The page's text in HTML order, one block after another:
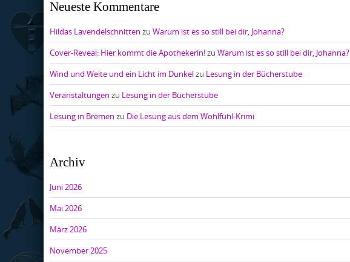
Neueste Kommentare
Hildas Lavendelschnitten zu Warum ist es so still bei dir, Johanna?
Cover-Reveal: Hier kommt die Apothekerin!zu Warum ist es so still bei dir, Johanna?
Wind und Weite und ein Licht im Dunkelzu Lesung in der Bücherstube
Veranstaltungen zu Lesung in der Bücherstube
Lesung in Bremen zu Die Lesung aus dem Wohlfühl-Krimi
Archiv
Juni 2026
Mai 2026
März 2026
November 2025